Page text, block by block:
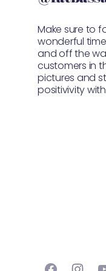
Make sure to
wonderful
and off the
customers in
pictures and
positivivity